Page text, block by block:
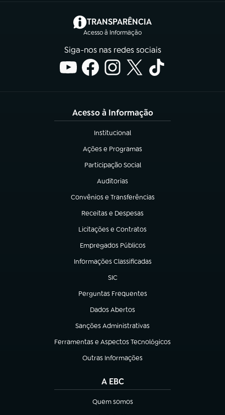
TRANSPARÊNCIA
Acesso à Informação
(abre em nova aba)
Siga-nos nas redes sociais
Acesso à Informação
Institucional
(abre em nova aba)
Ações e Programas
(abre em nova aba)
Participação Social
(abre em nova aba)
Auditorias
(abre em nova aba)
Convênios e Transferências
(abre em nova aba)
Receitas e Despesas
(abre em nova aba)
Licitações e Contratos
(abre em nova aba)
Empregados Públicos
(abre em nova aba)
Informações Classificadas
(abre em nova aba)
SIC
(abre em nova aba)
Perguntas Frequentes
(abre em nova aba)
Dados Abertos
(abre em nova aba)
Sanções Administrativas
(abre em nova aba)
Ferramentas e Aspectos Tecnológicos
(abre em nova aba)
Outras Informações
(abre em nova aba)
A EBC
Quem somos
(abre em nova aba)